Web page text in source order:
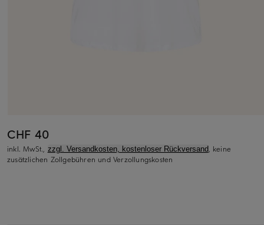
CHF 40
inkl. MwSt., zzgl. Versandkosten, kostenloser Rückversand, keine
zusätzlichen Zollgebühren und Verzollungskosten